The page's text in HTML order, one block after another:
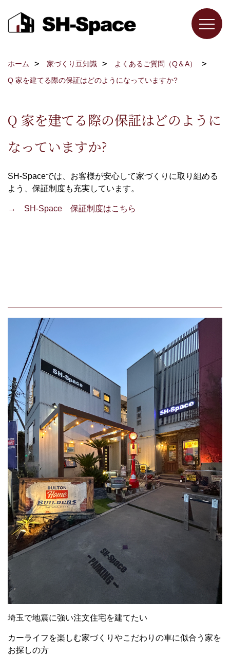
ホーム 家づくり豆知識
よくあるご質問（Q＆A）
Q 家を建てる際の保証はどのようになっていますか?
Q 家を建てる際の保証はどのように
なっていますか?
SH-Spaceでは、お客様が安心して家づくりに取り組める
よう、保証制度も充実しています。
→ SH-Space 保証制度はこちら
埼玉で地震に強い注文住宅を建てたい
カーライフを楽しむ家づくりやこだわりの車に似合う家を
お探しの方